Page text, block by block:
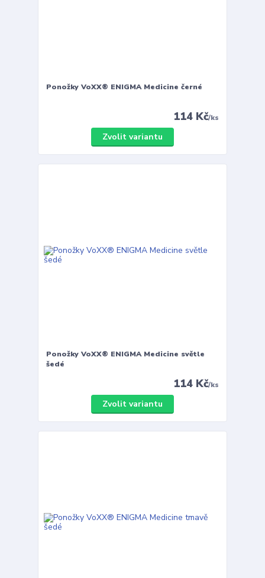
Ponožky VoXX® ENIGMA Medicine černé
114 Kč/ks
Zvolit variantu
Ponožky VoXX® ENIGMA Medicine světle
šedé
114 Kč/ks
Zvolit variantu